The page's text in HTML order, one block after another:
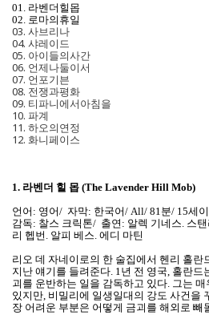
01. 라벤더힐몹
02. 로마의휴일
03. 사브리나
04. 샤레이드
05. 아이들의사간
06. 언제나둘이서
07. 언포기븐
08. 전쟁과평화
09. 티파니에서아침을
10. 파계
11. 하오의연정
12. 화니페이스
1. 라벤더 힐 몹 (The Lavender Hill Mob)
언어: 영어/ 자막: 한국어/ All/ 81분/ 15세
감독: 찰스 크릭톤/ 출연: 알렉 기네스. 스
리 헵번. 알피 베스. 에디 마틴
리오 데 자네이로의 한 술집에서 헨리 홀란
지난 얘기를 들려준다. 1년 전 영국, 홀란
괴를 운반하는 일을 감독하고 있다. 그는
있지만, 비밀리에 일생일대의 강도 사건을
장 어려운 부분은 어떻게 금괴를 해외로 빼